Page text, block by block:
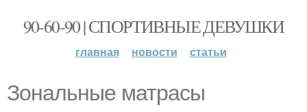
90-60-90 | СПОРТИВНЫЕ ДЕВУШКИ
главная новости статьи
Зональные матрасы